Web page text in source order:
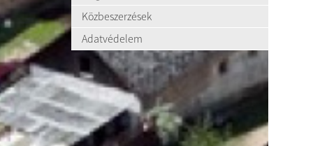
Közbeszerzések
Adatvédelem